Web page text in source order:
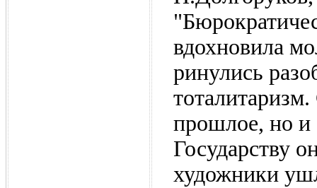
вдохновила
ринулись
прошлое, но и
Государству
художники